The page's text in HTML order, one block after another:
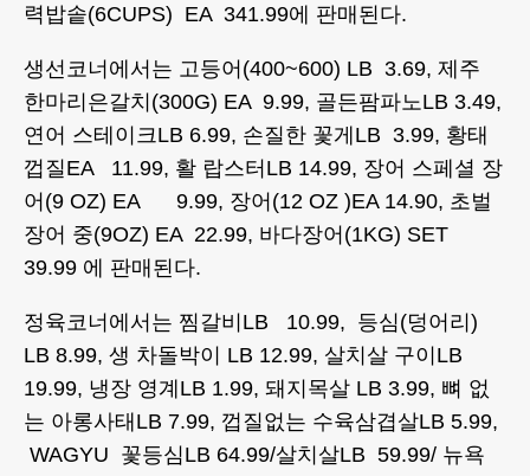
력밥솥(6CUPS) EA 341.99에 판매된다.
생선코너에서는 고등어(400~600) LB 3.69, 제주
한마리은갈치(300G) EA 9.99, 골든팜파노LB 3.49,
연어 스테이크LB 6.99, 손질한 꽃게LB 3.99, 황태
껍질EA 11.99, 활 랍스터LB 14.99, 장어 스페셜 장
어(9 OZ) EA 9.99, 장어(12 OZ )EA 14.90, 초벌
장어 중(9OZ) EA 22.99, 바다장어(1KG) SET
39.99 에 판매된다.
정육코너에서는 찜갈비LB 10.99, 등심(덩어리)
LB 8.99, 생 차돌박이 LB 12.99, 살치살 구이LB
19.99, 냉장 영계LB 1.99, 돼지목살 LB 3.99, 뼈 없
는 아롱사태LB 7.99, 껍질없는 수육삼겹살LB 5.99,
WAGYU 꽃등심LB 64.99/살치살LB 59.99/ 뉴욕